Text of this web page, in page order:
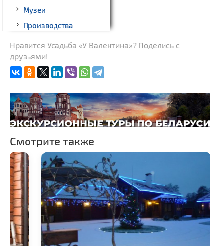
Музеи
Производства
Родовые усадьбы
Памятники геодезии
Памятники известным
людям
Монастыри
Костелы
Национальные парки и
Нравится Усадьба «У Валентина»? Поделись с
друзьями!
Смотрите также